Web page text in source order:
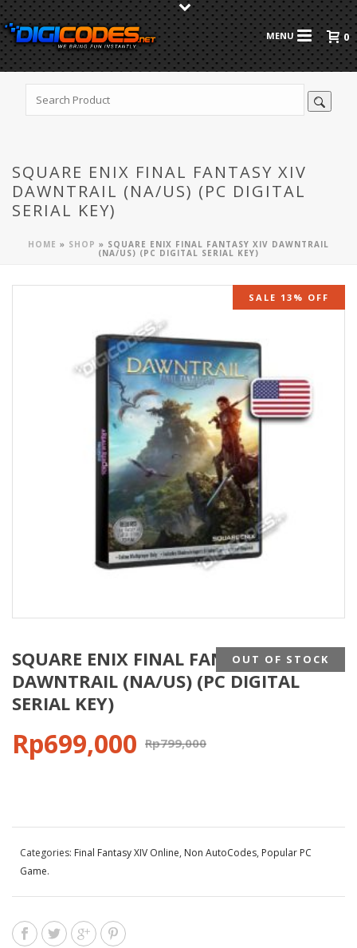
0
SQUARE ENIX FINAL FANTASY XIV
DAWNTRAIL (NA/US) (PC DIGITAL
SERIAL KEY)
HOME » SHOP » SQUARE ENIX FINAL FANTASY XIV DAWNTRAIL
(NA/US) (PC DIGITAL SERIAL KEY)
SALE 13% OFF
SQUARE ENIX FINAL FANTASY XIV
DAWNTRAIL (NA/US) (PC DIGITAL
SERIAL KEY)
Rp799,000
Rp699,000
OUT OF STOCK
Categories: Final Fantasy XIV Online, Non AutoCodes, Popular PC
Game.